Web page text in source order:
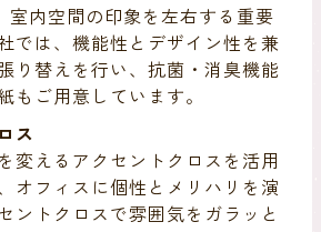
室内空間の印象を左右する重要
では、機能性とデザイン性を兼
り替えを行い、抗菌・消臭機能
もご用意しています。
ス
変えるアクセントクロスを活用
オフィスに個性とメリハリを演
ントクロスで雰囲気をガラッと